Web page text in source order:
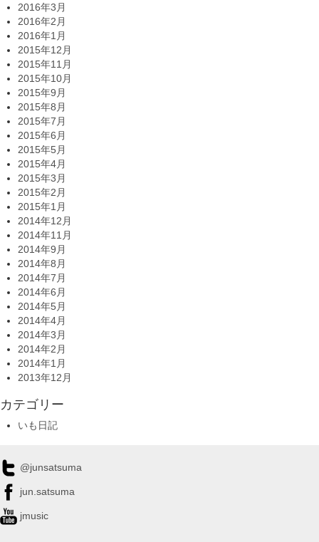
2016年3月
2016年2月
2016年1月
2015年12月
2015年11月
2015年10月
2015年9月
2015年8月
2015年7月
2015年6月
2015年5月
2015年4月
2015年3月
2015年2月
2015年1月
2014年12月
2014年11月
2014年9月
2014年8月
2014年7月
2014年6月
2014年5月
2014年4月
2014年3月
2014年2月
2014年1月
2013年12月
カテゴリー
いも日記
@junsatsuma
jun.satsuma
jmusic